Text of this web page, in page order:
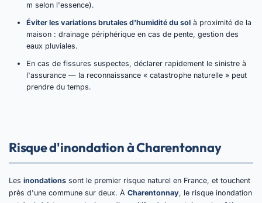
m selon l'essence).
Éviter les variations brutales d'humidité du sol à proximité de la
maison : drainage périphérique en cas de pente, gestion des
eaux pluviales.
En cas de fissures suspectes, déclarer rapidement le sinistre à
l'assurance — la reconnaissance « catastrophe naturelle » peut
prendre du temps.
Risque d'inondation à Charentonnay
Les inondations sont le premier risque naturel en France, et touchent
près d'une commune sur deux. À Charentonnay, le risque inondation